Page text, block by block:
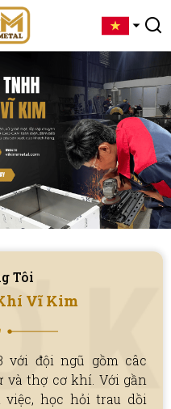
Tôi
Vĩ Kim
với đội ngũ gồm câc
và thợ cơ khí. Với gần
học hỏi trau dồi